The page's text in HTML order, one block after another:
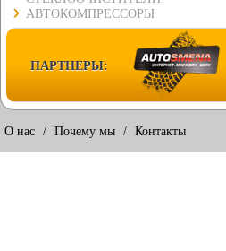
АВТОКОМПРЕССОРЫ
ПАРТНЕРЫ:
О нас / Почему мы / Контакты